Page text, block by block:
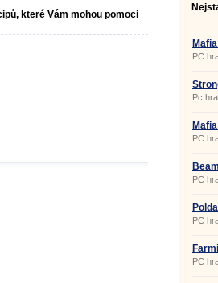
které Vám mohou pomoci
PC
Pc hra.
PC
PC
PC
1.0
PC